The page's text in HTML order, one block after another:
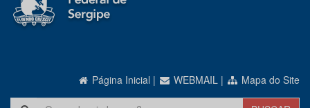
Página Inicial | WEBMAIL | Mapa do Site